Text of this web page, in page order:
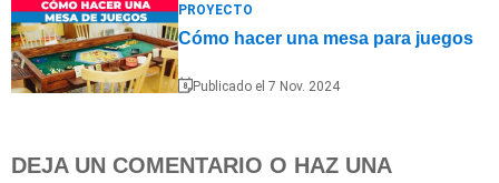
PROYECTO
Cómo hacer una mesa para juegos
Publicado el 7 Nov. 2024
DEJA UN COMENTARIO O HAZ UNA